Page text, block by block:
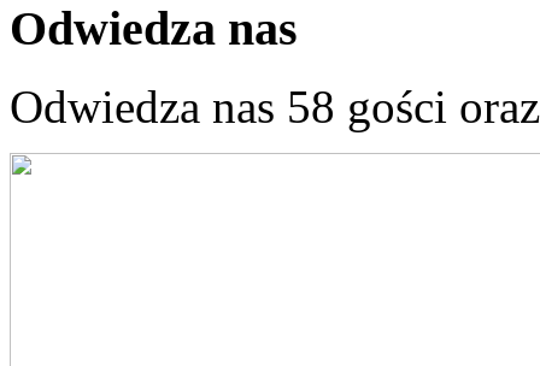
Odwiedza nas
Odwiedza nas 58 gości